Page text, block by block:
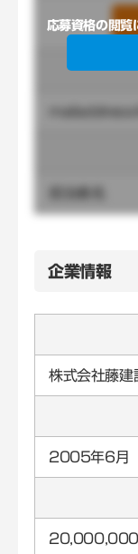
応募資格の閲覧
企業情報
株式会社藤建
2005年6月
20,000,000